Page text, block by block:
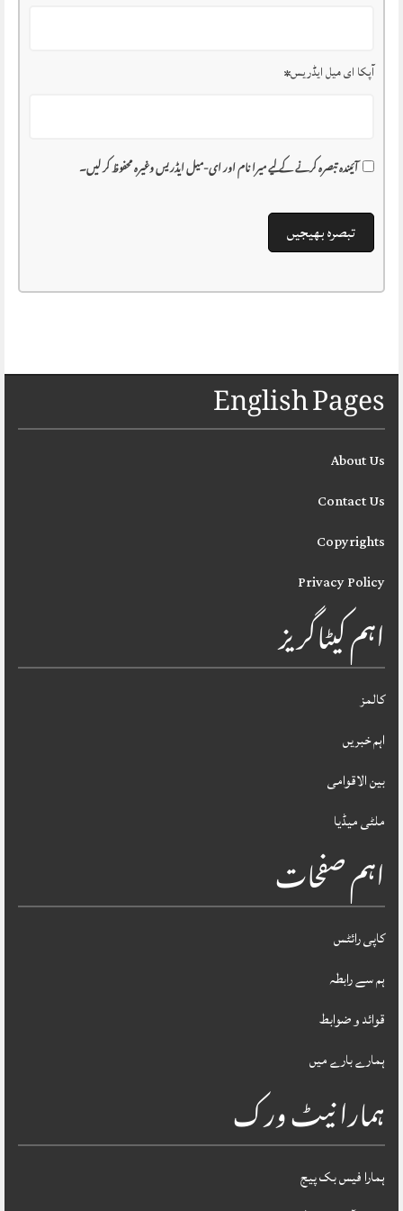
آپکا ای میل ایڈریس*
آئیندہ تبصرہ کرنے کے لیے میرا نام اور ای-میل ایڈریس وغیرہ محفوظ کر لیں۔
English Pages
About Us
Contact Us
Copyrights
Privacy Policy
اہم کیٹاگریز
کالمز
اہم خبریں
بین الاقوامی
ملٹی میڈیا
اہم صفحات
کاپی رائٹس
ہم سے رابطہ
قوائد و ضوابط
ہمارے بارے میں
ہمارا نیٹ ورک
ہمارا فیس بک پیج